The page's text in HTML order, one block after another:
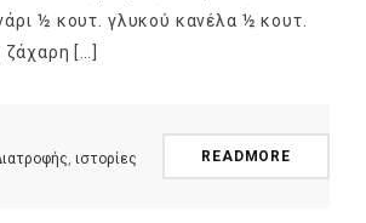
½ κουτ. γλυκού κανέλα ½ κουτ.
[…]
ιστορίες
READMORE